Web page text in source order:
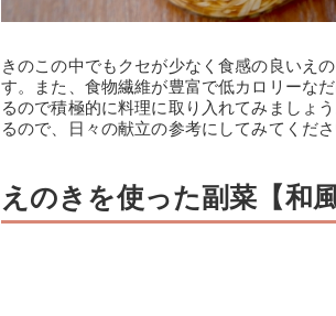
きのこの中でもクセが少なく食感の良いえ
す。また、食物繊維が豊富で低カロリーな
るので積極的に料理に取り入れてみましょ
るので、日々の献立の参考にしてみてくださ
えのきを使った副菜【和